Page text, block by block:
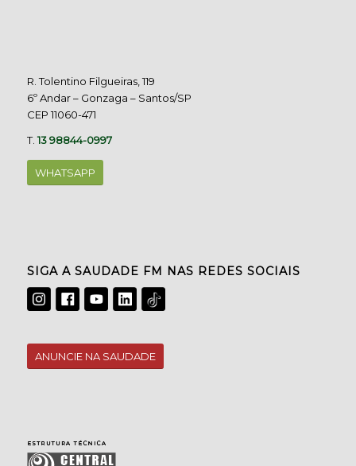
R. Tolentino Filgueiras, 119
6º Andar – Gonzaga – Santos/SP
CEP 11060-471
T.13 98844-0997
WHATSAPP
SIGA A SAUDADE FM NAS REDES SOCIAIS
ANUNCIE NA SAUDADE